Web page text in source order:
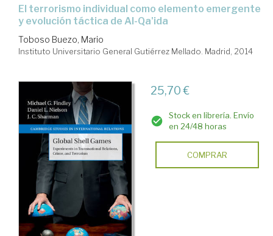
el terrorismo individual como elemento emergente
y evolución táctica de Al-Qa'ida
Toboso Buezo, Mario
Instituto Universitario General Gutiérrez Mellado. Madrid, 2014
25,70 €
Stock en librería. Envío
en 24/48 horas
COMPRAR